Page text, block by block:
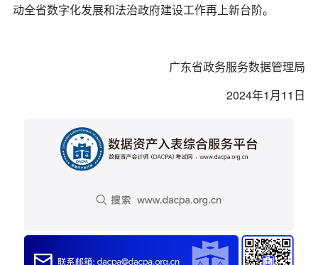
动全省数字化发展和法治政府建设工作再上新台阶。
广东省政务服务数据管理局
2024年1月11日